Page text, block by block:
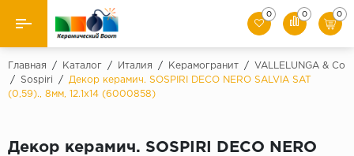
Назад
Производители
0 0 0
Главная / Каталог / Италия / Керамогранит /
VALLELUNGA & Co
/
Sospiri /
Декор керамич. SOSPIRI DECO NERO SALVIA SAT
(0,59)., 8мм, 12.1x14 (6000858)
Декор керамич. SOSPIRI DECO NERO